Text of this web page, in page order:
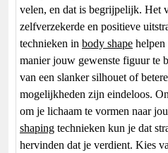
velen, en dat is begrijpelijk. Het
zelfverzekerde en positieve
technieken in body shape helpen
manier jouw gewenste figuur te
van een slanker silhouet of
mogelijkheden zijn eindeloos.
om je lichaam te vormen naar
shaping technieken kun je dat
hervinden dat je verdient. Kies